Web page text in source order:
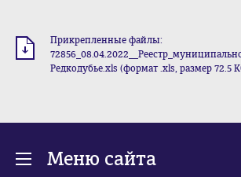
Прикрепленные файлы:
Редкодубье.xls (формат .xls, размер 72.5
Меню сайта